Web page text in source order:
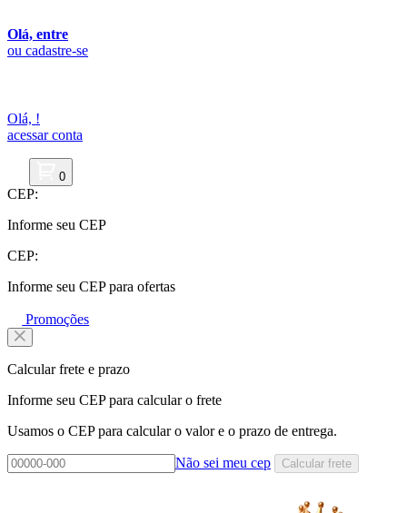
Olá, entre
ou cadastre-se
Olá, !
acessar conta
0
CEP:
Informe seu CEP
CEP:
Informe seu CEP para ofertas
Promoções
Calcular frete e prazo
Informe seu CEP para calcular o frete
Usamos o CEP para calcular o valor e o prazo de entrega.
Não sei meu cep Calcular frete